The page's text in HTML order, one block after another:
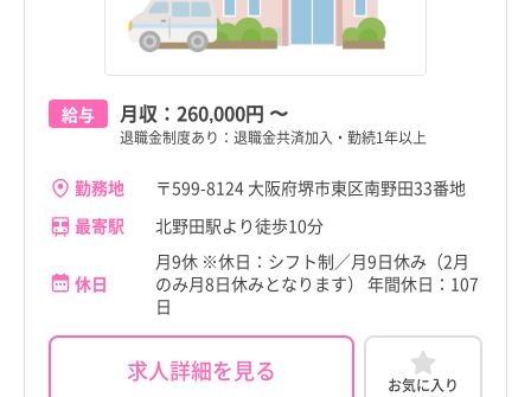
京都府
大阪府
兵庫県
奈良県
和歌山県
鳥取県
岡山県
門真市
摂津市
高石市
藤井寺市
泉南市
四條畷市
門真市すべて
摂津市すべて
高石市すべて
藤井寺市
東大阪市 すべて
泉南市 すべて
すべて
交野市すべて
その他（福祉・介護関係資格など）
その他
その他
パート・アルバイト（夜勤なし）
パート・アルバイト（夜勤のみ）
電子カルテあり
駅近
高給与
給与 月収： 260,000円 〜
退職金制度あり：退職金共済加入・勤続1年以上
勤務地
〒599-8124 大阪府堺市東区南野田33番地
最寄駅
北野田駅より徒歩10分
休日
月9休 ※休日：シフト制／月9日休み（2月
のみ月8日休みとなります） 年間休日：107
日
求人詳細を見る お気に入り
京都府
大阪府
兵庫県
奈良県
和歌山県
鳥取県
岡山県
門真市
摂津市
高石市
藤井寺市
泉南市
四條畷市
門真市すべて
摂津市すべて
高石市すべて
藤井寺市
東大阪市 すべて
泉南市 すべて
すべて
交野市すべて
その他（福祉・介護関係資格など）
その他
その他
パート・アルバイト（夜勤なし）
パート・アルバイト（夜勤のみ）
電子カルテあり
駅近
高給与